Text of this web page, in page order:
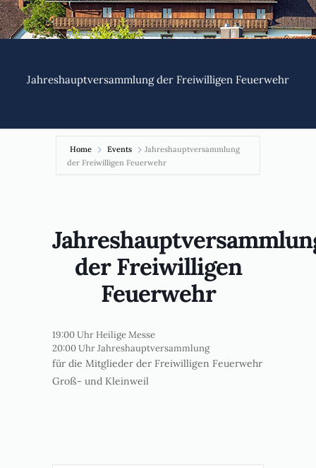
Jahreshauptversammlung der Freiwilligen Feuerwehr
Home Events
Jahreshauptversammlung
der Freiwilligen Feuerwehr
der Freiwilligen
Feuerwehr
19:00 Uhr Heilige Messe
20:00 Uhr Jahreshauptversammlung
für die Mitglieder der Freiwilligen Feuerwehr
Groß- und Kleinweil